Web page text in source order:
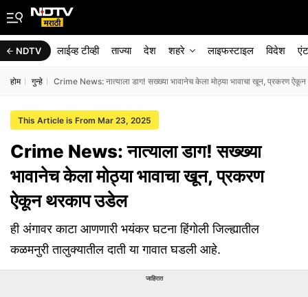
NDTV लाईव्ह टीव्ही ताज्या देश शहरे लाइफस्टाइल विदेश
होम गुन्हे Crime News: नात्याला डाग! सख्ख्या भावानेच केला मोठ्या भावाचा खून, प्रकरण
This Article is From Mar 23, 2025
Crime News: नात्याला डाग! सख्ख्या
भावानेच केला मोठ्या भावाचा खून, प्रकरण
ऐकून थरकाप उडेल
ही अंगावर काटा आणणारी भयंकर घटना हिंगोली जिल्ह्यातील
कळमनुरी तालुक्यातील दाती या गावात घडली आहे.
जाहिरात